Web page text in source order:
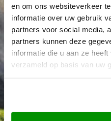
en om ons websiteverkeer
informatie over uw gebruik
partners voor social media,
partners kunnen deze
informatie die u aan ze
verzameld op basis van uw